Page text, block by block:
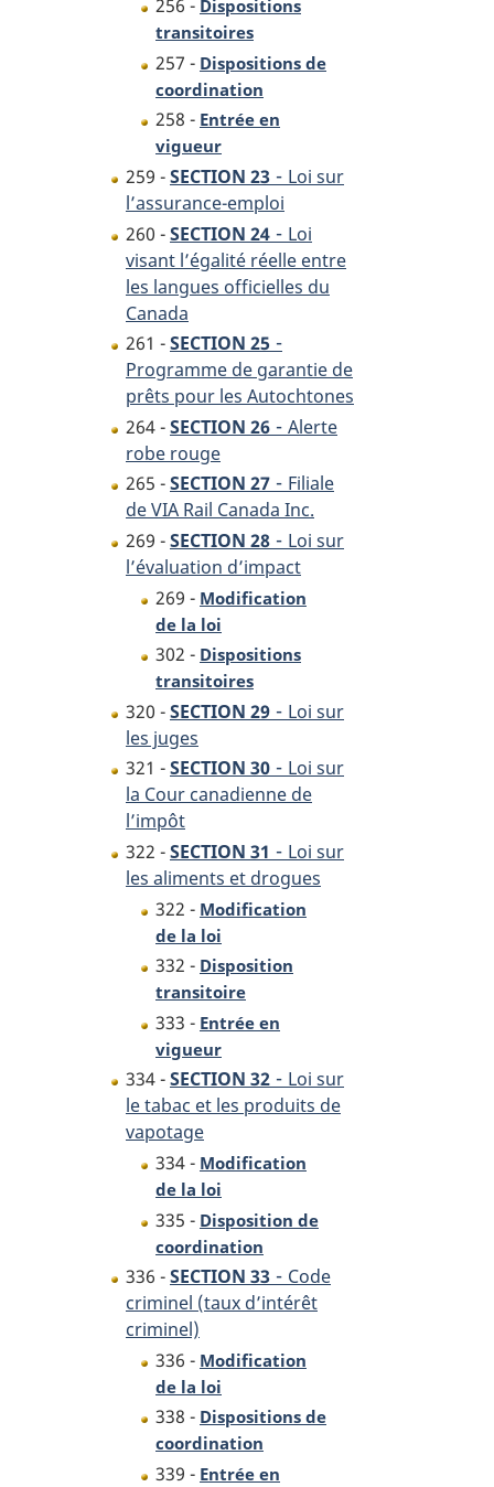
256 - Dispositions
transitoires
257 - Dispositions de
coordination
258 - Entrée en
vigueur
259 -SECTION 23 - Loi sur
l’assurance-emploi
260 -SECTION 24 - Loi
visant l’égalité réelle entre
les langues officielles du
Canada
261 -SECTION 25 -
Programme de garantie de
prêts pour les Autochtones
264 -SECTION 26 - Alerte
robe rouge
265 -SECTION 27 - Filiale
de VIA Rail Canada Inc.
269 -SECTION 28 - Loi sur
l’évaluation d’impact
269 - Modification
de la loi
302 - Dispositions
transitoires
320 -SECTION 29 - Loi sur
les juges
321 -SECTION 30 - Loi sur
la Cour canadienne de
l’impôt
322 -SECTION 31 - Loi sur
les aliments et drogues
322 - Modification
de la loi
332 - Disposition
transitoire
333 - Entrée en
vigueur
334 -SECTION 32 - Loi sur
le tabac et les produits de
vapotage
334 - Modification
de la loi
335 - Disposition de
coordination
336 -SECTION 33 - Code
criminel (taux d’intérêt
criminel)
336 - Modification
de la loi
338 - Dispositions de
coordination
339 - Entrée en